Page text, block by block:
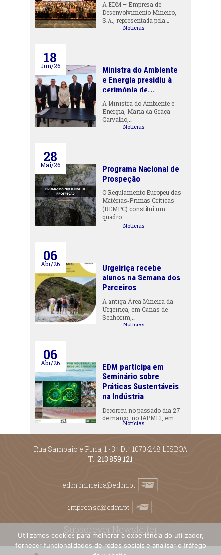
A EDM – Empresa de
Desenvolvimento Mineiro,
S.A., representada pela…
Notícias
18
Jun/26
Ministra do Ambiente
e Energia presidiu à
cerimónia de...
A Ministra do Ambiente e
Energia, Maria da Graça
Carvalho,…
Notícias
28
Mai/26
Programa Nacional de
Prospeção
O Regulamento Europeu das
Matérias‑Primas Críticas
(REMPC) constitui um
quadro…
Notícias
06
Abr/26
Urgeiriça recebe
alunos na Semana dos
Parceiros
A antiga Área Mineira da
Urgeiriça, em Canas de
Senhorim,…
Notícias
06
Abr/26
EDM participa em
Seminário sobre
Práticas Sustentáveis
na Indústria
Decorreu no passado dia 27
de março, no IAPMEI, em…
Notícias
Rua Sampaio e Pina, 1 - 3º Dtº 1070-248 LISBOA
T.: 213 859 121
edm.mineira@edm.pt
imprensa@edm.pt
Subscrever Newsletter
Utilizamos cookies para melhorar a experiência do utilizador,
fornecer funcionalidades de redes sociais e analisar o tráfego